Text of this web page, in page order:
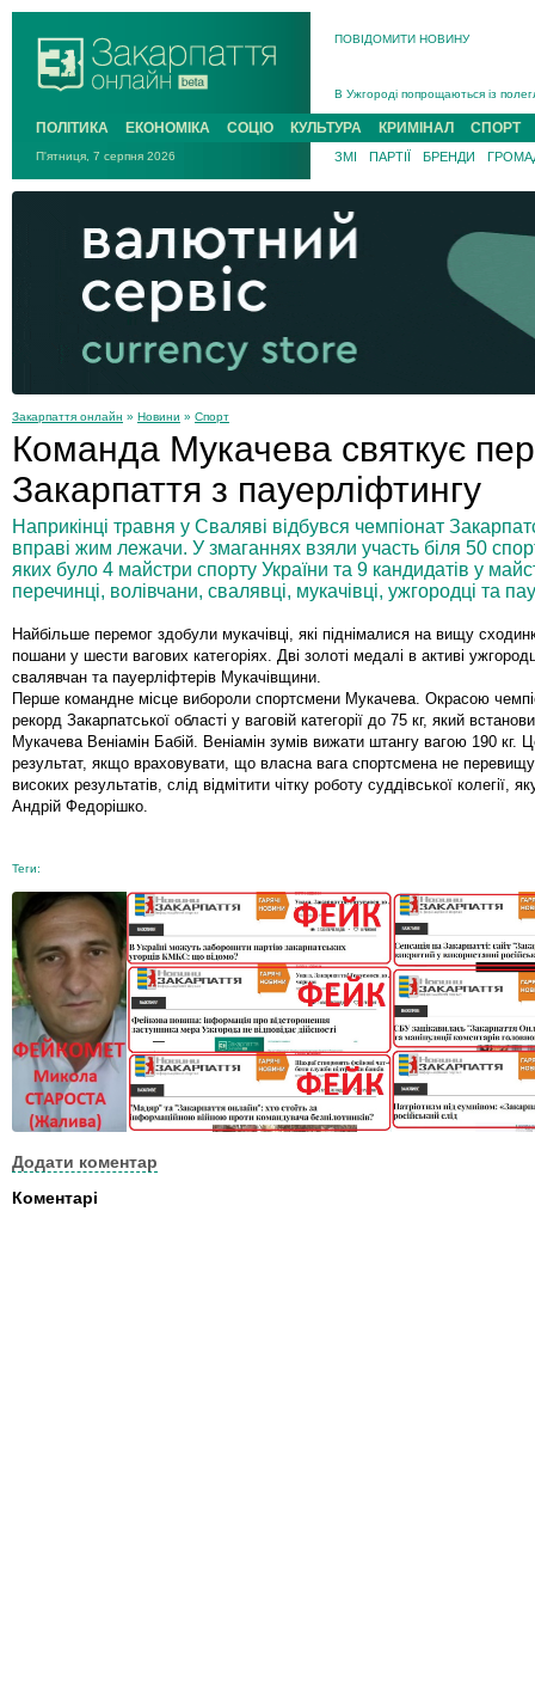
ПОВІДОМИТИ НОВИНУ
В Ужгороді попрощаються із
В Ужгороді 5 серпня
Підтвердили загибель
На війні з рф поліг військовий з
На Хустщині внаслідок ДТП за
Інструктора районного ТЦК на
ПОЛІТИКА ЕКОНОМІКА СОЦІО КУЛЬТУРА КРИМІНАЛ СПОРТ
П'ятниця, 7 серпня 2026 ЗМІ ПАРТІЇ БРЕНДИ
Закарпаття онлайн » Новини » Спорт
Команда Мукачева святкує
Закарпаття з пауерліфтингу
Наприкінці травня у Сваляві відбувся чемпіонат
вправі жим лежачи. У змаганнях взяли участь біля 50
яких було 4 майстри спорту України та 9 кандидатів у
перечинці, волівчани, свалявці, мукачівці, ужгородці та
Найбільше перемог здобули мукачівці, які піднімалися на вищу
пошани у шести вагових категоріях. Дві золоті медалі в активі
свалявчан та пауерліфтерів Мукачівщини.
Перше командне місце вибороли спортсмени Мукачева. Окрасою
рекорд Закарпатської області у ваговій категорії до 75 кг, який
Мукачева Веніамін Бабій. Веніамін зумів вижати штангу вагою 190 кг.
результат, якщо враховувати, що власна вага спортсмена не
високих результатів, слід відмітити чітку роботу суддівської колегії,
Андрій Федорішко.
Теги:
Додати коментар
Коментарі